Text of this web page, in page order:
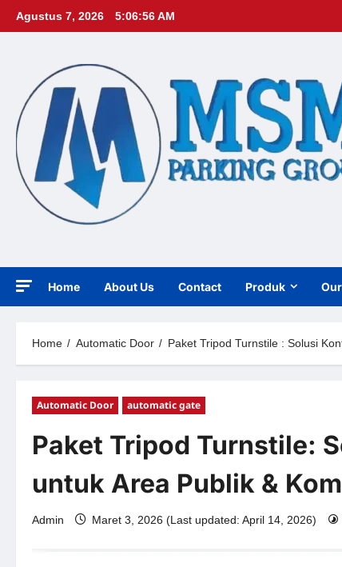
Agustus 7, 2026 5:06:58 AM
Home About Us Contact Produk
Home Automatic Door Paket Tripod Turnstile : Solusi
Automatic Door automatic gate
Paket Tripod Turnstile:
untuk Area Publik &
Admin Maret 3, 2026 (Last updated: April 14, 2026)